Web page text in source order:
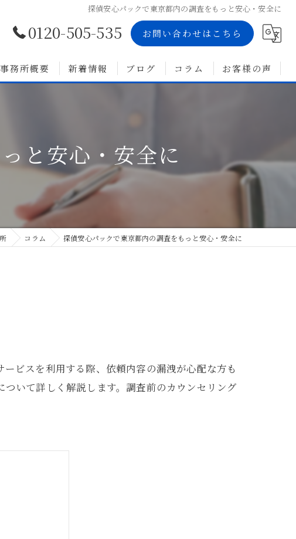
探偵安心パックで東京都内の調査をもっと安心・安全に
0120-505-535 お問い合わせはこちら
事務所概要 新着情報 ブログ コラム お客様の声
と安心・安全に
コラム 探偵安心パックで東京都内の調査をもっと安心・安全に
ビスを利用する際、依頼内容の漏洩が心配な方も
いて詳しく解説します。調査前のカウンセリング